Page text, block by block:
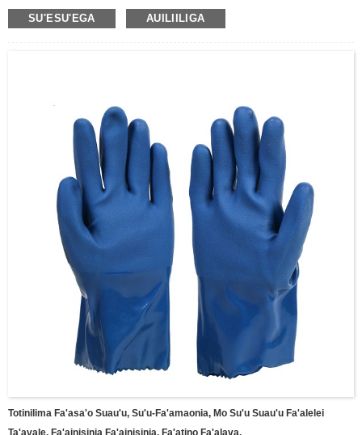
gafatia o ituaiga eseese o paluni.O paluni fa'asalalauga o se tasi lea.Matou te
lagolagoina OEM / ODM / OBM， Afai e iai sau paluni fou ma sili atu sitaili
SU'ESU'EGA AUILIILIGA
Totinilima Fa'asa'o Suau'u, Su'u-Fa'amaonia, Mo Su'u Suau'u Fa'alelei
Ta'avale, Fa'ainisinia Fa'ainisinia, Fa'atino Fa'alava.